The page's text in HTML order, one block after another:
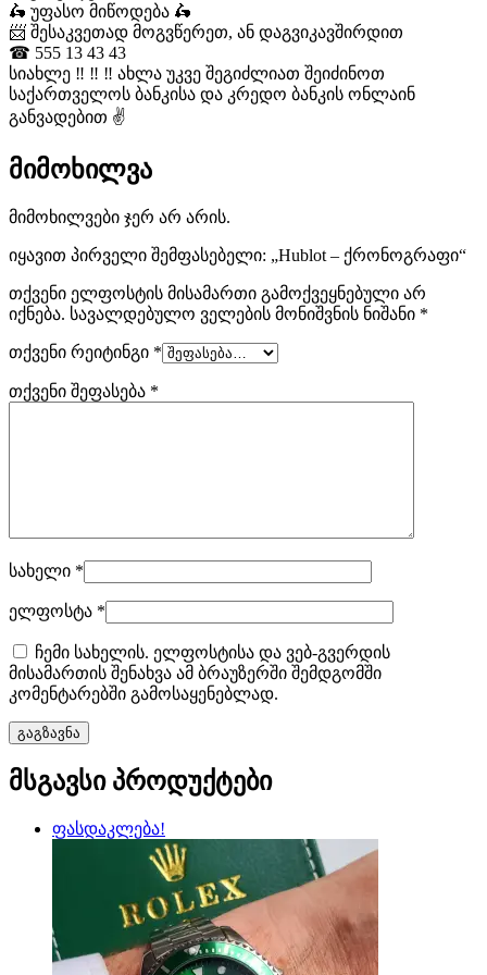
🛵 უფასო მიწოდება 🛵
📨 შესაკვეთად მოგვწერეთ, ან დაგვიკავშირდით
☎ 555 13 43 43
სიახლე ‼ ‼ ‼ ახლა უკვე შეგიძლიათ შეიძინოთ
საქართველოს ბანკისა და კრედო ბანკის ონლაინ
განვადებით ✌️
მიმოხილვა
მიმოხილვები ჯერ არ არის.
იყავით პირველი შემფასებელი: „Hublot – ქრონოგრაფი“
თქვენი ელფოსტის მისამართი გამოქვეყნებული არ
იქნება. სავალდებულო ველების მონიშვნის ნიშანი *
თქვენი რეიტინგი *
თქვენი შეფასება *
სახელი *
ელფოსტა *
ჩემი სახელის. ელფოსტისა და ვებ-გვერდის
მისამართის შენახვა ამ ბრაუზერში შემდგომში
კომენტარებში გამოსაყენებლად.
მსგავსი პროდუქტები
ფასდაკლება!